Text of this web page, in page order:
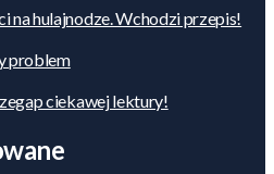
na hulajnodze. Wchodzi przepis!
problem
ciekawej lektury!